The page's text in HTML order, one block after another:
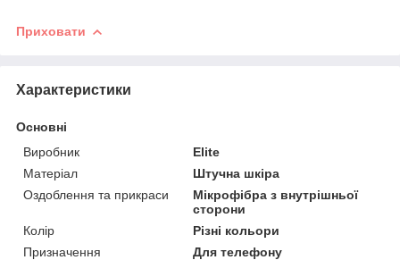
Приховати
Характеристики
Основні
Виробник
Elite
Матеріал
Штучна шкіра
Оздоблення та прикраси
Мікрофібра з внутрішньої
сторони
Колір
Різні кольори
Призначення
Для телефону